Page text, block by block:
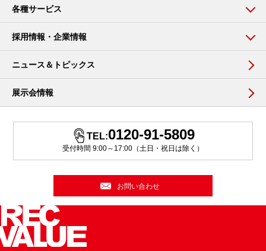
各種サービス
採用情報・企業情報
ニュース＆トピックス
展示会情報
TEL:0120-91-5809
受付時間 9:00～17:00（土日・祝日は除く）
お問い合わせ